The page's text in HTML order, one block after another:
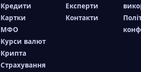
Кредити
Картки
МФО
Курси валют
Крипта
Страхування
Експерти
Контакти